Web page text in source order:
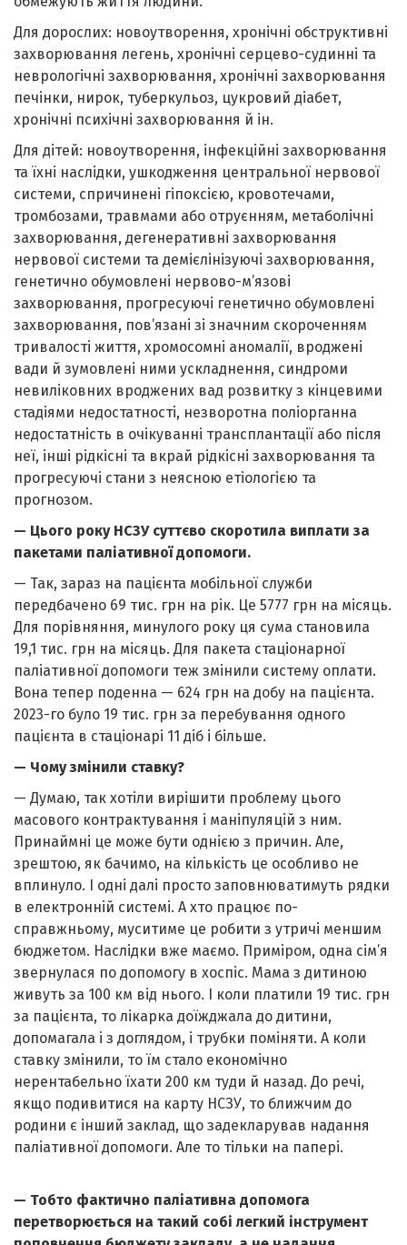
Для дорослих: новоутворення, хронічні обструктивні
захворювання легень, хронічні серцево-судинні та
неврологічні захворювання, хронічні захворювання
печінки, нирок, туберкульоз, цукровий діабет,
хронічні психічні захворювання й ін.
Для дітей: новоутворення, інфекційні захворювання
та їхні наслідки, ушкодження центральної нервової
системи, спричинені гіпоксією, кровотечами,
тромбозами, травмами або отруєнням, метаболічні
захворювання, дегенеративні захворювання
нервової системи та демієлінізуючі захворювання,
генетично обумовлені нервово-м’язові
захворювання, прогресуючі генетично обумовлені
захворювання, пов’язані зі значним скороченням
тривалості життя, хромосомні аномалії, вроджені
вади й зумовлені ними ускладнення, синдроми
невиліковних вроджених вад розвитку з кінцевими
стадіями недостатності, незворотна поліорганна
недостатність в очікуванні трансплантації або після
неї, інші рідкісні та вкрай рідкісні захворювання та
прогресуючі стани з неясною етіологією та
прогнозом.
— Цього року НСЗУ суттєво скоротила виплати за
пакетами паліативної допомоги.
— Так, зараз на пацієнта мобільної служби
передбачено 69 тис. грн на рік. Це 5777 грн на місяць.
Для порівняння, минулого року ця сума становила
19,1 тис. грн на місяць. Для пакета стаціонарної
паліативної допомоги теж змінили систему оплати.
Вона тепер поденна — 624 грн на добу на пацієнта.
2023-го було 19 тис. грн за перебування одного
пацієнта в стаціонарі 11 діб і більше.
— Чому змінили ставку?
— Думаю, так хотіли вирішити проблему цього
масового контрактування і маніпуляцій з ним.
Принаймні це може бути однією з причин. Але,
зрештою, як бачимо, на кількість це особливо не
вплинуло. І одні далі просто заповнюватимуть рядки
в електронній системі. А хто працює по-
справжньому, муситиме це робити з утричі меншим
бюджетом. Наслідки вже маємо. Приміром, одна сім’я
звернулася по допомогу в хоспіс. Мама з дитиною
живуть за 100 км від нього. І коли платили 19 тис. грн
за пацієнта, то лікарка доїжджала до дитини,
допомагала і з доглядом, і трубки поміняти. А коли
ставку змінили, то їм стало економічно
нерентабельно їхати 200 км туди й назад. До речі,
якщо подивитися на карту НСЗУ, то ближчим до
родини є інший заклад, що задекларував надання
паліативної допомоги. Але то тільки на папері.
— Тобто фактично паліативна допомога
перетворюється на такий собі легкий інструмент